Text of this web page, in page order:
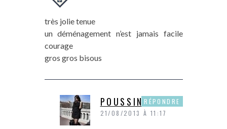
très jolie tenue
un déménagement n’est jamais facile
courage
gros gros bisous
POUSSINE
21/08/2013 À 11:17
RÉPONDRE